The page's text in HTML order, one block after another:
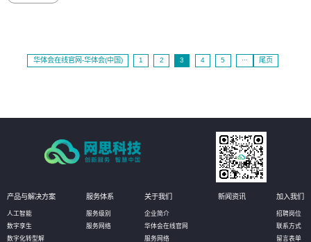
华体会在线官网-华体会(中国) 1 2 3 4 5 ··· 尾页
产品与解决方案
人工智能
数字孪生
数字化转型解
服务体系
服务级别
服务网络
关于我们
企业简介
华体会在线官网
服务网络
新闻资讯 加入我们
招聘岗位
联系方式
留言表单